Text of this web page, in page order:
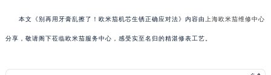
本文《别再用牙膏乱擦了！欧米茄机芯生锈正确应对法》内容由 上海欧米茄维修中心
分享，敬请阁下莅临欧米茄服务中心，感受实至名归的精湛修表工艺。